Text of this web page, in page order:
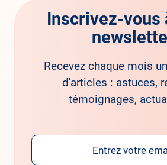
Inscrivez-vous
Recevez chaque mois
d'articles : astuces,
témoignages,
Email